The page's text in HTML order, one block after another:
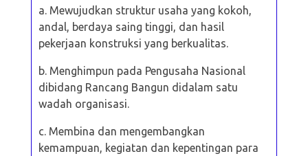
a. Mewujudkan struktur usaha yang kokoh,
andal, berdaya saing tinggi, dan hasil
pekerjaan konstruksi yang berkualitas.
b. Menghimpun pada Pengusaha Nasional
dibidang Rancang Bangun didalam satu
wadah organisasi.
c. Membina dan mengembangkan
kemampuan, kegiatan dan kepentingan para